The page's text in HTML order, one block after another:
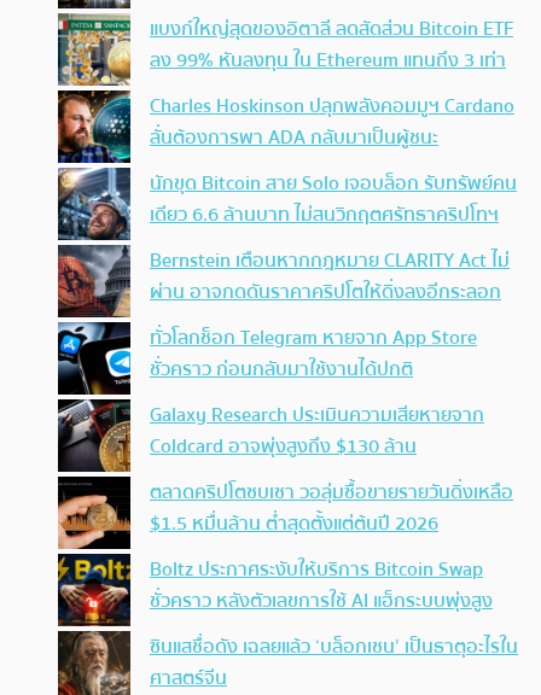
แบงก์ใหญ่สุดของอิตาลี ลดสัดส่วน Bitcoin ETF
ลง 99% หันลงทุน ใน Ethereum แทนถึง 3 เท่า
Charles Hoskinson ปลุกพลังคอมมูฯ Cardano
ลั่นต้องการพา ADA กลับมาเป็นผู้ชนะ
นักขุด Bitcoin สาย Solo เจอบล็อก รับทรัพย์คน
เดียว 6.6 ล้านบาท ไม่สนวิกฤตศรัทธาคริปโทฯ
Bernstein เตือนหากกฎหมาย CLARITY Act ไม่
ผ่าน อาจกดดันราคาคริปโตให้ดิ่งลงอีกระลอก
ทั่วโลกช็อก Telegram หายจาก App Store
ชั่วคราว ก่อนกลับมาใช้งานได้ปกติ
Galaxy Research ประเมินความเสียหายจาก
Coldcard อาจพุ่งสูงถึง $130 ล้าน
ตลาดคริปโตซบเซา วอลุ่มซื้อขายรายวันดิ่งเหลือ
$1.5 หมื่นล้าน ต่ำสุดตั้งแต่ต้นปี 2026
Boltz ประกาศระงับให้บริการ Bitcoin Swap
ชั่วคราว หลังตัวเลขการใช้ AI แฮ็กระบบพุ่งสูง
ซินแสชื่อดัง เฉลยแล้ว ‘บล็อกเชน’ เป็นธาตุอะไรใน
ศาสตร์จีน